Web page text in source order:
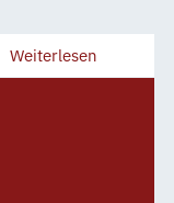
Weiterlesen